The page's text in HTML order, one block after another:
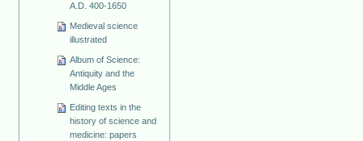
A.D. 400-1650
Medieval science
illustrated
Album of Science:
Antiquity and the
Middle Ages
Editing texts in the
history of science and
medicine: papers